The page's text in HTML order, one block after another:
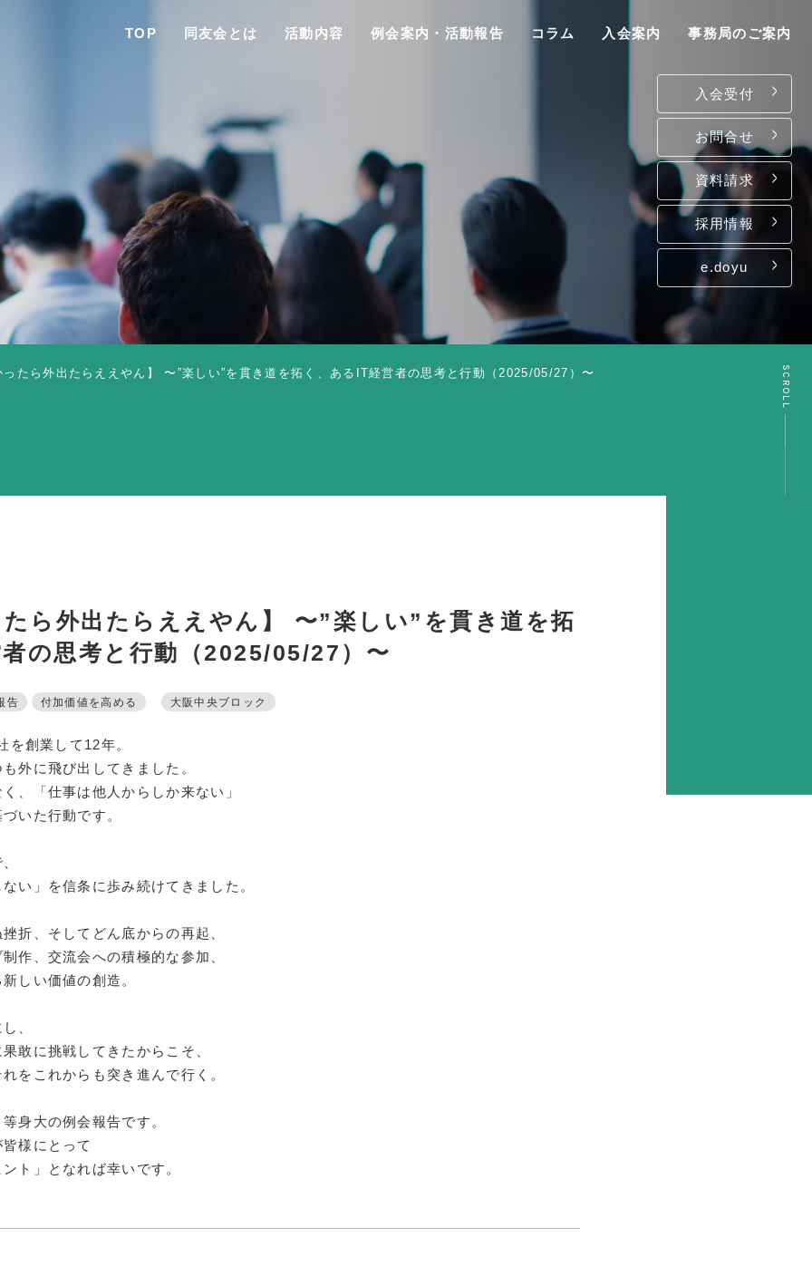
TOP 同友会とは 活動内容 例会案内・活動報告 コラム 入会案内 事務局のご案内
入会受付
お問合せ
資料請求
採用情報
e.doyu
TOP
同友会とは
同好会活動
その他の活動
事務局のご案内
SCROLL
ったら外出たらええやん】 〜”楽しい”を貫き道を拓く、あるIT経営者の思考と行動（2025/05/27）〜
ら外出たらええやん】 〜”楽しい”を貫き道を拓
の思考と行動（2025/05/27）〜
告 付加価値を高める 大阪中央ブロック
を創業して12年。
外に飛び出してきました。
、「仕事は他人からしか来ない」
いた行動です。
い」を信条に歩み続けてきました。
折、そしてどん底からの再起、
作、交流会への積極的な参加、
しい価値の創造。
、
敢に挑戦してきたからこそ、
をこれからも突き進んで行く。
身大の例会報告です。
様にとって
ト」となれば幸いです。